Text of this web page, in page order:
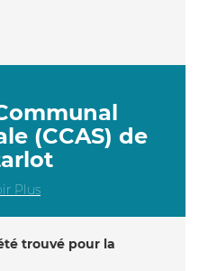
(CCAS) de
Plus
trouvé pour la